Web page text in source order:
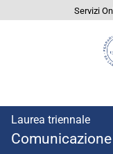
Servizi
Laurea triennale